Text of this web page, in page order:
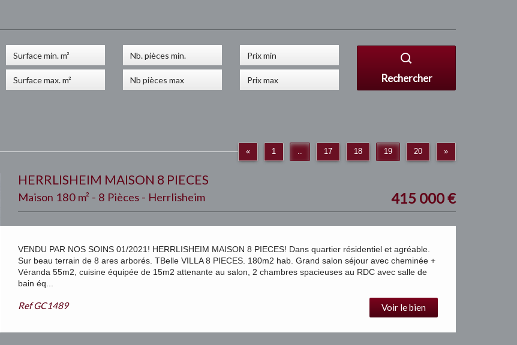
Rechercher
« 1 .. 17 18 19 20 »
HERRLISHEIM MAISON 8 PIECES
Maison 180 m² - 8 Pièces - Herrlisheim 415 000€
VENDU PAR NOS SOINS 01/2021! HERRLISHEIM MAISON 8 PIECES! Dans quartier résidentiel et agréable.
Sur beau terrain de 8 ares arborés. TBelle VILLA 8 PIECES. 180m2 hab. Grand salon séjour avec cheminée +
Véranda 55m2, cuisine équipée de 15m2 attenante au salon, 2 chambres spacieuses au RDC avec salle de
bain éq...
RefGC1489 Voir le bien